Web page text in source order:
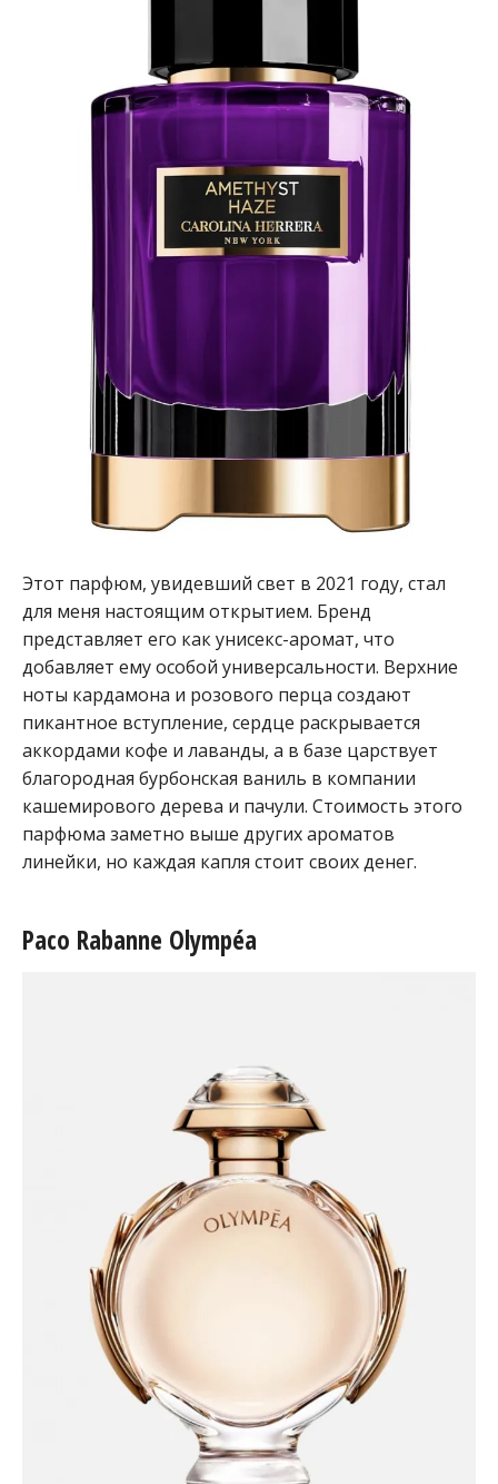
Этот парфюм, увидевший свет в 2021 году, стал
для меня настоящим открытием. Бренд
представляет его как унисекс-аромат, что
добавляет ему особой универсальности. Верхние
ноты кардамона и розового перца создают
пикантное вступление, сердце раскрывается
аккордами кофе и лаванды, а в базе царствует
благородная бурбонская ваниль в компании
кашемирового дерева и пачули. Стоимость этого
парфюма заметно выше других ароматов
линейки, но каждая капля стоит своих денег.
Paco Rabanne Olympéa